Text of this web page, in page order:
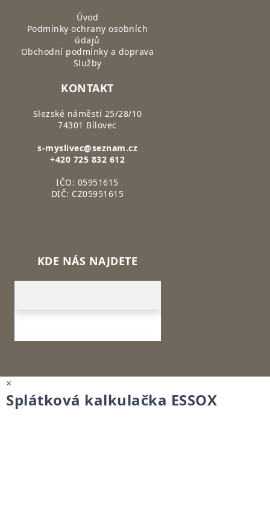
Úvod
Podmínky ochrany osobních
údajů
Obchodní podmínky a doprava
Služby
KONTAKT
Slezské náměstí 25/28/10
74301 Bílovec
s-myslivec@seznam.cz
+420 725 832 612
IČO: 05951615
DIČ: CZ05951615
KDE NÁS NAJDETE
×
Splátková kalkulačka ESSOX